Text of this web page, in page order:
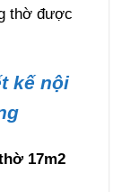
thờ được
kế nội
17m2